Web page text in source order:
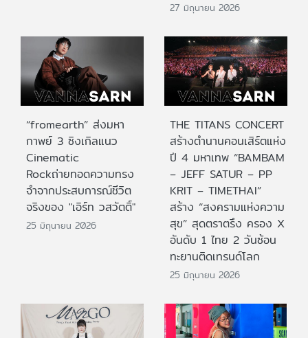
27 มิถุนายน 2026
“fromearth” ส่งมหา
กาพย์ 3 ซิงเกิลแนว
Cinematic
Rockถ่ายทอดความทรง
จำจากประสบการณ์ชีวิต
จริงของ "เอิร์ท วสวัตติ์"
25 มิถุนายน 2026
THE TITANS CONCERT
สร้างตำนานคอนเสิร์ตแห่ง
ปี 4 มหาเทพ “BAMBAM
– JEFF SATUR – PP
KRIT – TIMETHAI”
สร้าง “สงครามแห่งความ
สุข” สุดตราตรึง ครอง X
อันดับ 1 ไทย 2 วันซ้อน
ทะยานติดเทรนด์โลก
25 มิถุนายน 2026